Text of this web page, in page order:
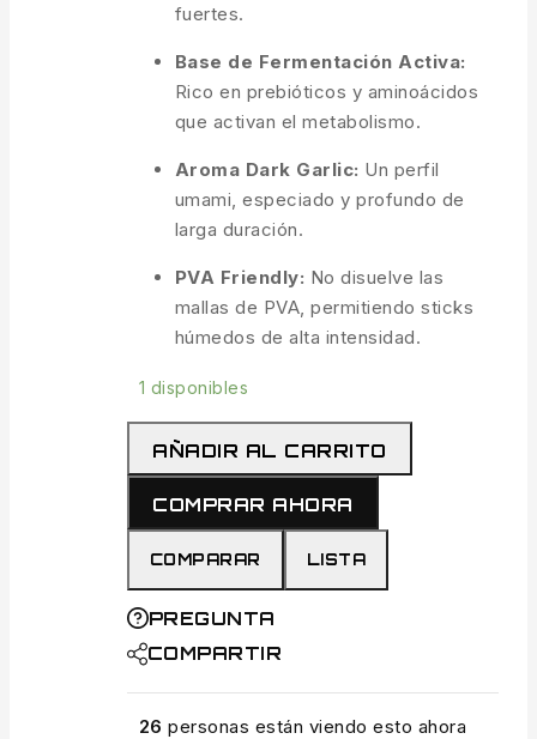
fuertes.
Base de Fermentación Activa:
Rico en prebióticos y aminoácidos
que activan el metabolismo.
Aroma Dark Garlic: Un perfil
umami, especiado y profundo de
larga duración.
PVA Friendly: No disuelve las
mallas de PVA, permitiendo sticks
húmedos de alta intensidad.
1 disponibles
Dark
Garlic
1L
cantidad
AÑADIR AL CARRITO
COMPRAR AHORA
COMPARAR LISTA
PREGUNTA
COMPARTIR
26 personas están viendo esto ahora